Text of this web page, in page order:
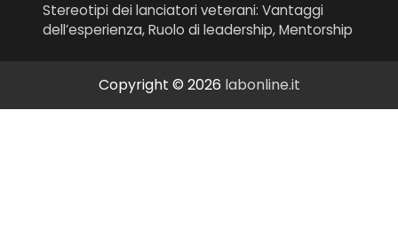
Stereotipi dei lanciatori veterani: Vantaggi
dell’esperienza, Ruolo di leadership, Mentorship
Copyright © 2026 labonline.it